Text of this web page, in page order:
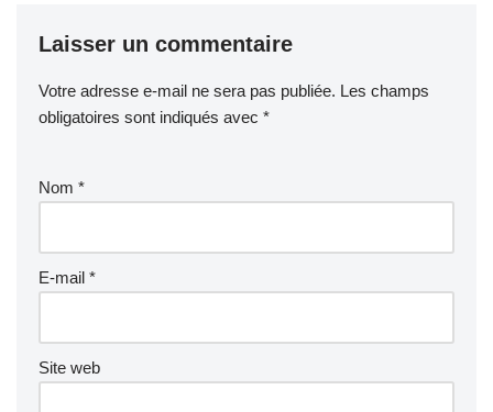
Laisser un commentaire
Votre adresse e-mail ne sera pas publiée. Les champs
obligatoires sont indiqués avec *
Nom *
E-mail *
Site web